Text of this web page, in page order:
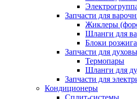
Запчасти для
Жиклеры
Шланги для
Блоки
Запчасти для
Термопары
Шланги для
Запчасти для
Кондиционеры
Сплит-системы